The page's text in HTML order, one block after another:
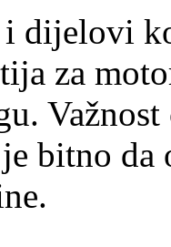
dijelovi
za
bitno